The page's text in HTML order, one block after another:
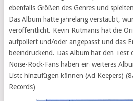
ebenfalls Größen des Genres und
Das Album hatte jahrelang verstaubt,
veröffentlicht. Kevin Rutmanis hat die
aufpoliert und/oder angepasst und das
beeindruckend. Das Album hat den Test
Noise-Rock-Fans haben ein weiteres
Liste hinzufügen können (Ad Keepers)
Records)